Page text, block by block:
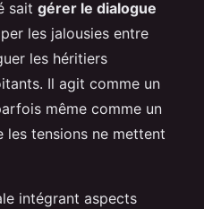
sait gérer le dialogue
les jalousies entre
les héritiers
Il agit comme un
même comme un
les tensions ne mettent
intégrant aspects